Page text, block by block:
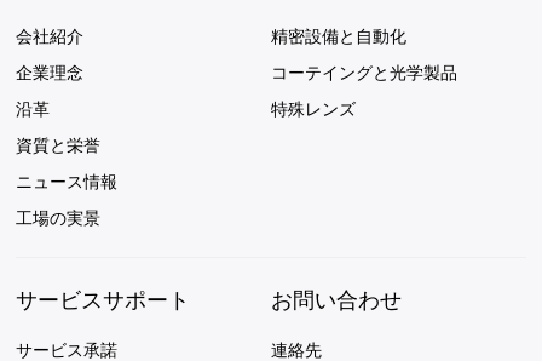
会社紹介
企業理念
沿革
資質と栄誉
ニュース情報
工場の実景
精密設備と自動化
コーテイングと光学製品
特殊レンズ
サービスサポート
サービス承諾
お問い合わせ
連絡先